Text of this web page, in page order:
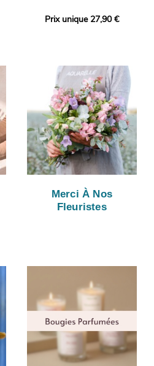
Prix unique 27,90 €
Merci À Nos
Fleuristes